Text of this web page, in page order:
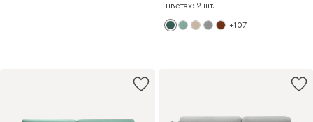
цветах: 2 шт.
+107